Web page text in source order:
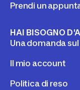
Prendi un
HAI BISOGNO
Una domanda
Il mio account
Politica di reso